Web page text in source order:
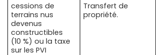
cessions de
terrains nus
devenus
constructibles
(10 %) ou la taxe
sur les PVI
Transfert de
propriété.